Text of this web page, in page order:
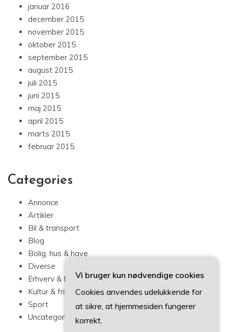
januar 2016
december 2015
november 2015
oktober 2015
september 2015
august 2015
juli 2015
juni 2015
maj 2015
april 2015
marts 2015
februar 2015
Categories
Annonce
Artikler
Bil & transport
Blog
Bolig, hus & have
Diverse
Erhverv & forbrug
Kultur & fritid
Sport
Uncategorized
Vi bruger kun nødvendige cookies
Cookies anvendes udelukkende for
at sikre, at hjemmesiden fungerer
korrekt.